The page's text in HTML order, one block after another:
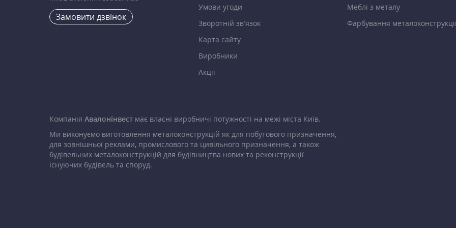
Замовити дзвінок
Умови угоди
Зворотній зв’язок
Карта сайту
Виробники
Акції
Меблі з металу
Фарбування
Компанія Авалонінвест має власні виробничі потужності на межі міста Київ.
Ми виконуємо виготовлення металоконструкцій як для побутового призначення,
для зовнішньої реклами, промислового та цивільного призначення, а також
будівельних металоконструкцій для будівництва нових та реконструкції
існуючих будівель та споруд.